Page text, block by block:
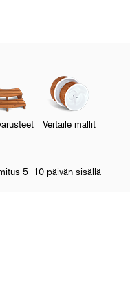
Vertaile mallit
5–10 päivän sisällä